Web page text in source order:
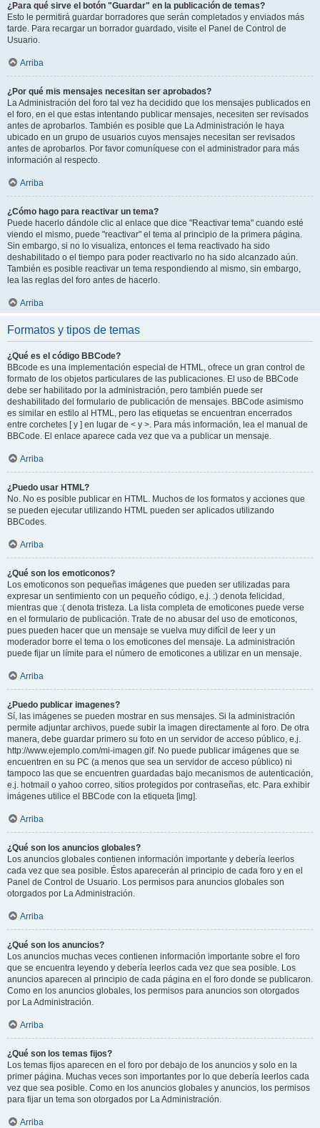
¿Para qué sirve el botón "Guardar" en la publicación de temas?
Esto le permitirá guardar borradores que serán completados y enviados más
tarde. Para recargar un borrador guardado, visite el Panel de Control de
Usuario.
Arriba
¿Por qué mis mensajes necesitan ser aprobados?
La Administración del foro tal vez ha decidido que los mensajes publicados en
el foro, en el que estas intentando publicar mensajes, necesiten ser revisados
antes de aprobarlos. También es posible que La Administración le haya
ubicado en un grupo de usuarios cuyos mensajes necesitan ser revisados
antes de aprobarlos. Por favor comuníquese con el administrador para más
información al respecto.
Arriba
¿Cómo hago para reactivar un tema?
Puede hacerlo dándole clic al enlace que dice "Reactivar tema" cuando esté
viendo el mismo, puede "reactivar" el tema al principio de la primera página.
Sin embargo, si no lo visualiza, entonces el tema reactivado ha sido
deshabilitado o el tiempo para poder reactivarlo no ha sido alcanzado aún.
También es posible reactivar un tema respondiendo al mismo, sin embargo,
lea las reglas del foro antes de hacerlo.
Arriba
Formatos y tipos de temas
¿Qué es el código BBCode?
BBcode es una implementación especial de HTML, ofrece un gran control de
formato de los objetos particulares de las publicaciones. El uso de BBCode
debe ser habilitado por la administración, pero también puede ser
deshabilitado del formulario de publicación de mensajes. BBCode asimismo
es similar en estilo al HTML, pero las etiquetas se encuentran encerrados
entre corchetes [ y ] en lugar de < y >. Para más información, lea el manual de
BBCode. El enlace aparece cada vez que va a publicar un mensaje.
Arriba
¿Puedo usar HTML?
No. No es posible publicar en HTML. Muchos de los formatos y acciones que
se pueden ejecutar utilizando HTML pueden ser aplicados utilizando
BBCodes.
Arriba
¿Qué son los emoticonos?
Los emoticonos son pequeñas imágenes que pueden ser utilizadas para
expresar un sentimiento con un pequeño código, e.j. :) denota felicidad,
mientras que :( denota tristeza. La lista completa de emoticones puede verse
en el formulario de publicación. Trate de no abusar del uso de emoticonos,
pues pueden hacer que un mensaje se vuelva muy difícil de leer y un
moderador borre el tema o los emoticones del mensaje. La administración
puede fijar un límite para el número de emoticones a utilizar en un mensaje.
Arriba
¿Puedo publicar imagenes?
Sí, las imágenes se pueden mostrar en sus mensajes. Si la administración
permite adjuntar archivos, puede subir la imagen directamente al foro. De otra
manera, debe guardar primero su foto en un servidor de acceso público, e.j.
http://www.ejemplo.com/mi-imagen.gif. No puede publicar imágenes que se
encuentren en su PC (a menos que sea un servidor de acceso público) ni
tampoco las que se encuentren guardadas bajo mecanismos de autenticación,
e.j. hotmail o yahoo correo, sitios protegidos por contraseñas, etc. Para exhibir
imágenes utilice el BBCode con la etiqueta [img].
Arriba
¿Qué son los anuncios globales?
Los anuncios globales contienen información importante y debería leerlos
cada vez que sea posible. Éstos aparecerán al principio de cada foro y en el
Panel de Control de Usuario. Los permisos para anuncios globales son
otorgados por La Administración.
Arriba
¿Qué son los anuncios?
Los anuncios muchas veces contienen información importante sobre el foro
que se encuentra leyendo y debería leerlos cada vez que sea posible. Los
anuncios aparecen al principio de cada página en el foro donde se publicaron.
Como en los anuncios globales, los permisos para anuncios son otorgados
por La Administración.
Arriba
¿Qué son los temas fijos?
Los temas fijos aparecen en el foro por debajo de los anuncios y solo en la
primer página. Muchas veces son importantes por lo que debería leerlos cada
vez que sea posible. Como en los anuncios globales y anuncios, los permisos
para fijar un tema son otorgados por La Administración.
Arriba